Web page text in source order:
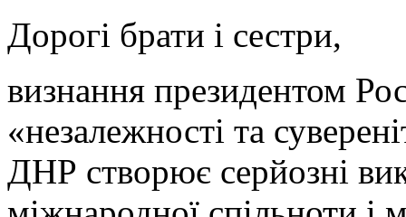
Дорогі брати і сестри,
визнання президентом
«незалежності та
ДНР створює серйозні